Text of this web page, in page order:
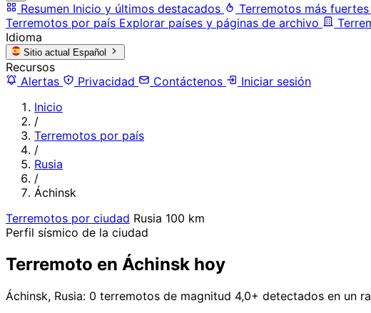
Resumen Inicio y últimos destacados Terremotos más fuertes
Terremotos por país Explorar países y páginas de archivo
Idioma
Sitio actual Español
Recursos
Alertas
Privacidad Contáctenos
Iniciar sesión
Inicio
/
Terremotos por país
/
Rusia
/
Áchinsk
Terremotos por ciudad Rusia 100 km
Perfil sísmico de la ciudad
Terremoto en Áchinsk hoy
Áchinsk, Rusia: 0 terremotos de magnitud 4,0+ detectados en un